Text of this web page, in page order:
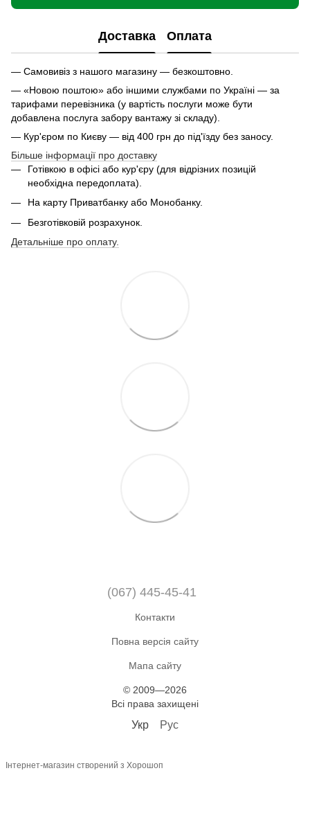
Доставка Оплата
— Самовивіз з нашого магазину — безкоштовно.
— «Новою поштою» або іншими службами по Україні — за
тарифами перевізника (у вартість послуги може бути
добавлена послуга забору вантажу зі складу).
— Кур'єром по Києву — від 400 грн до під'їзду без заносу.
Більше інформації про доставку
Готівкою в офісі або кур'єру (для відрізних позицій
необхідна передоплата).
На карту Приватбанку або Монобанку.
Безготівковій розрахунок.
Детальніше про оплату.
(067) 445-45-41
Контакти
Повна версія сайту
Мапа сайту
© 2009—2026
Всі права захищені
Укр Рус
Інтернет-магазин створений з Хорошоп